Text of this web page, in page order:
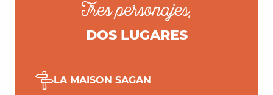
Tres personajes,
DOS LUGARES
LA MAISON SAGAN